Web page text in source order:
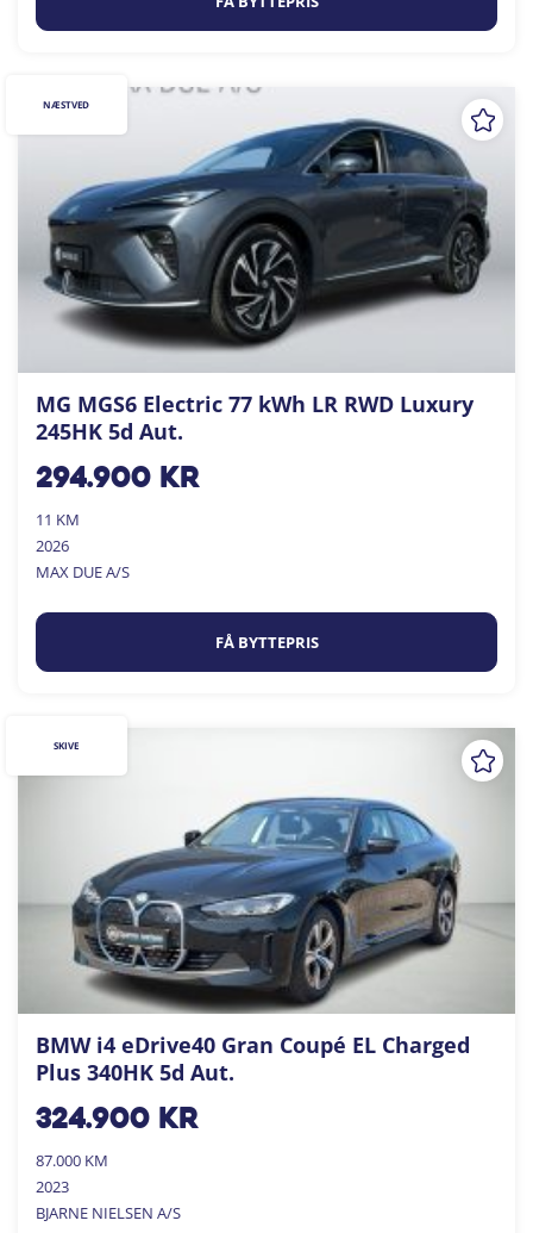
MG MGS6 Electric 77 kWh LR RWD Luxury
245HK 5d Aut.
294.900kr
11 KM
2026
MAX DUE A/S
FÅ BYTTEPRIS
NÆSTVED
BMW i4 eDrive40 Gran Coupé EL Charged
Plus 340HK 5d Aut.
324.900kr
87.000 KM
2023
BJARNE NIELSEN A/S
SKIVE